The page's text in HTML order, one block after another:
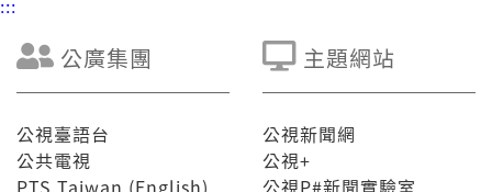
:::
公廣集團
公視臺語台
公共電視
PTS Taiwan (English)
主題網站
公視新聞網
公視+
公視P#新聞實驗室